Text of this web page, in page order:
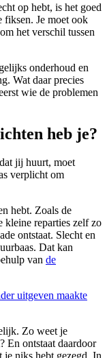
op hebt, is het goed
fiksen. Je moet ook
het verschil tussen
onderhoud en
Wat daar precies
wie de problemen
heb je?
jij huurt, moet
verplicht om
hebt. Zoals de
kleine reparties zelf zo
ontstaat. Slecht en
Dat kan
van de
uitgeven maakte
Zo weet je
En ontstaat daardoor